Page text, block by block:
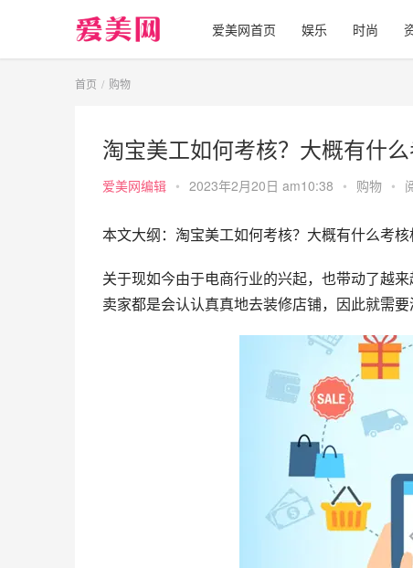
爱美网首页 娱乐 时尚
首页 购物
淘宝美工如何考核？大概有什
爱美网编辑 • 2023年2月20日 am10:38 • 购物 •
本文大纲：淘宝美工如何考核？大概有什么考核
关于现如今由于电商行业的兴起，也带动了越
卖家都是会认认真真地去装修店铺，因此就需